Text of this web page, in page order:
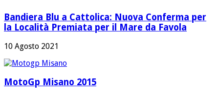
Bandiera Blu a Cattolica: Nuova Conferma per
la Località Premiata per il Mare da Favola
10 Agosto 2021
MotoGp Misano 2015